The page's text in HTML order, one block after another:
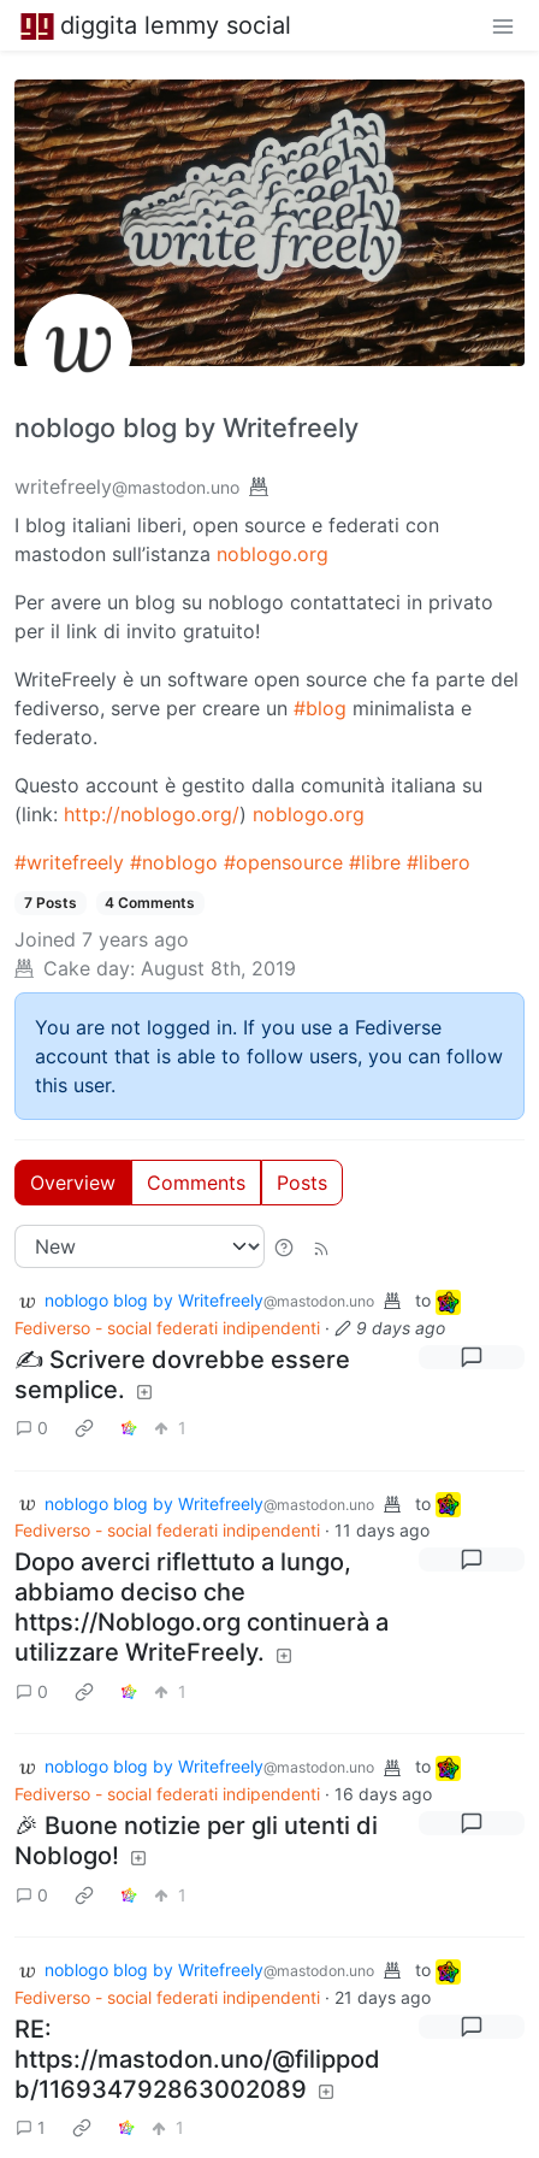
diggita lemmy social
noblogo blog by Writefreely
writefreely@mastodon.uno
I blog italiani liberi, open source e federati con
mastodon sull’istanza noblogo.org
Per avere un blog su noblogo contattateci in privato
per il link di invito gratuito!
WriteFreely è un software open source che fa parte del
fediverso, serve per creare un #blog minimalista e
federato.
Questo account è gestito dalla comunità italiana su
(link: http://noblogo.org/) noblogo.org
#writefreely #noblogo #opensource #libre #libero
7 Posts 4 Comments
Joined 7 years ago
Cake day: August 8th, 2019
You are not logged in. If you use a Fediverse
account that is able to follow users, you can follow
this user.
Overview Comments Posts
noblogo blog by Writefreely@mastodon.uno
to
Fediverso - social federati indipendenti · 9 days ago
✍️ Scrivere dovrebbe essere
semplice.
0 1
noblogo blog by Writefreely@mastodon.uno
to
Fediverso - social federati indipendenti · 11 days ago
Dopo averci riflettuto a lungo,
abbiamo deciso che
https://Noblogo.org continuerà a
utilizzare WriteFreely.
0 1
noblogo blog by Writefreely@mastodon.uno
to
Fediverso - social federati indipendenti · 16 days ago
🎉 Buone notizie per gli utenti di
Noblogo!
0 1
noblogo blog by Writefreely@mastodon.uno
to
Fediverso - social federati indipendenti · 21 days ago
RE:
https://mastodon.uno/@filippod
b/116934792863002089
1 1